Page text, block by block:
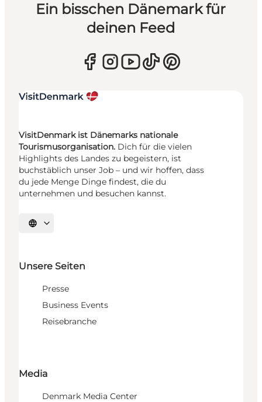
Ein bisschen Dänemark für
deinen Feed
VisitDenmark ist Dänemarks nationale
Tourismusorganisation. Dich für die vielen
Highlights des Landes zu begeistern, ist
buchstäblich unser Job – und wir hoffen, dass
du jede Menge Dinge findest, die du
unternehmen und besuchen kannst.
Sprache auswählen
Unsere Seiten
Presse
Business Events
Reisebranche
Media
Denmark Media Center